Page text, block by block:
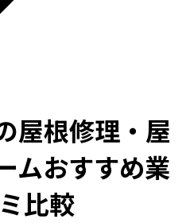
屋根修理・屋
ムおすすめ業
比較